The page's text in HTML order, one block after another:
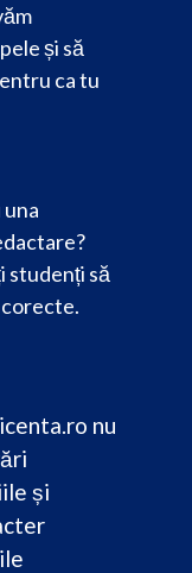
și să
ca tu
studenți să
nu
și